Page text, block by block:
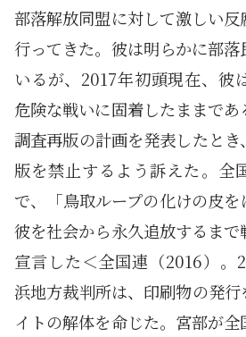
部落解放同盟に対して激しい
行ってきた。彼は明らかに部
いるが、2017年初頭現在、彼
危険な戦いに固着したままで
調査再版の計画を発表したと
版を禁止するよう訴えた。全
で、「鳥取ループの化けの皮を
彼を社会から永久追放するま
宣言した＜全国連（2016）。
浜地方裁判所は、印刷物の発
イトの解体を命じた。宮部が